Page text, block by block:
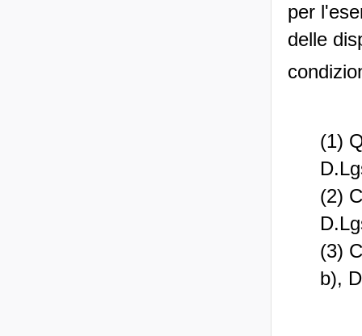
per
delle
(1)
(2)
(3)
b),